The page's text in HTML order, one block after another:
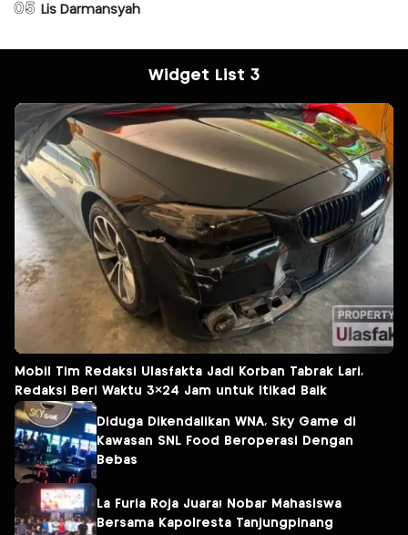
05 Lis Darmansyah
Widget List 3
Mobil Tim Redaksi Ulasfakta Jadi Korban Tabrak Lari,
Redaksi Beri Waktu 3×24 Jam untuk Itikad Baik
Diduga Dikendalikan WNA, Sky Game di
Kawasan SNL Food Beroperasi Dengan
Bebas
La Furia Roja Juara! Nobar Mahasiswa
Bersama Kapolresta Tanjungpinang